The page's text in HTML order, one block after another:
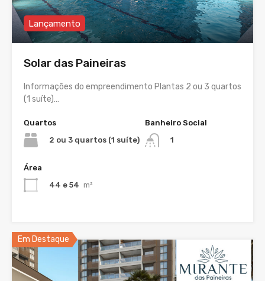
Lançamento
Solar das Paineiras
Informações do empreendimento Plantas 2 ou 3 quartos
(1 suíte)…
Quartos
2 ou 3 quartos (1 suíte)
Banheiro Social
1
Área
44 e 54 m²
Em Destaque